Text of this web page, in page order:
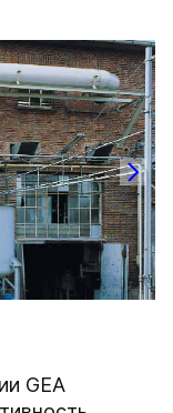
GEA